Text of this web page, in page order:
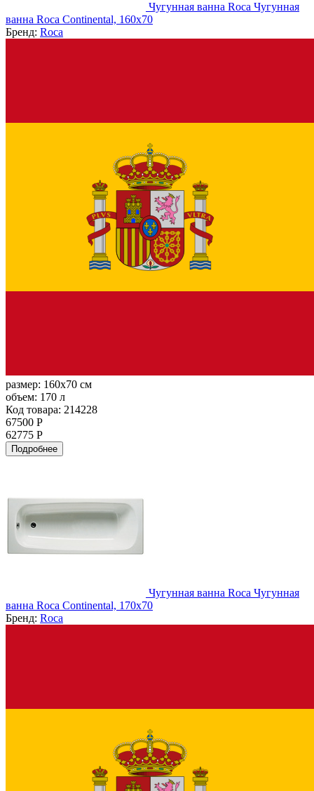
Чугунная ванна Roca Чугунная
ванна Roca Continental, 160x70
Бренд: Roca
размер: 160x70 см
объем: 170 л
Код товара: 214228
67500 Р
62775 Р
Подробнее
Чугунная ванна Roca Чугунная
ванна Roca Continental, 170x70
Бренд: Roca